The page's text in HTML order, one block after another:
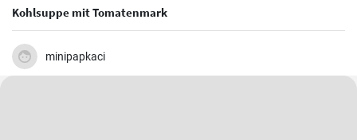
Kohlsuppe mit Tomatenmark
minipapkaci